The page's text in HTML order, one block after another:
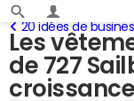
Les
de 727
croissance
20 idées de